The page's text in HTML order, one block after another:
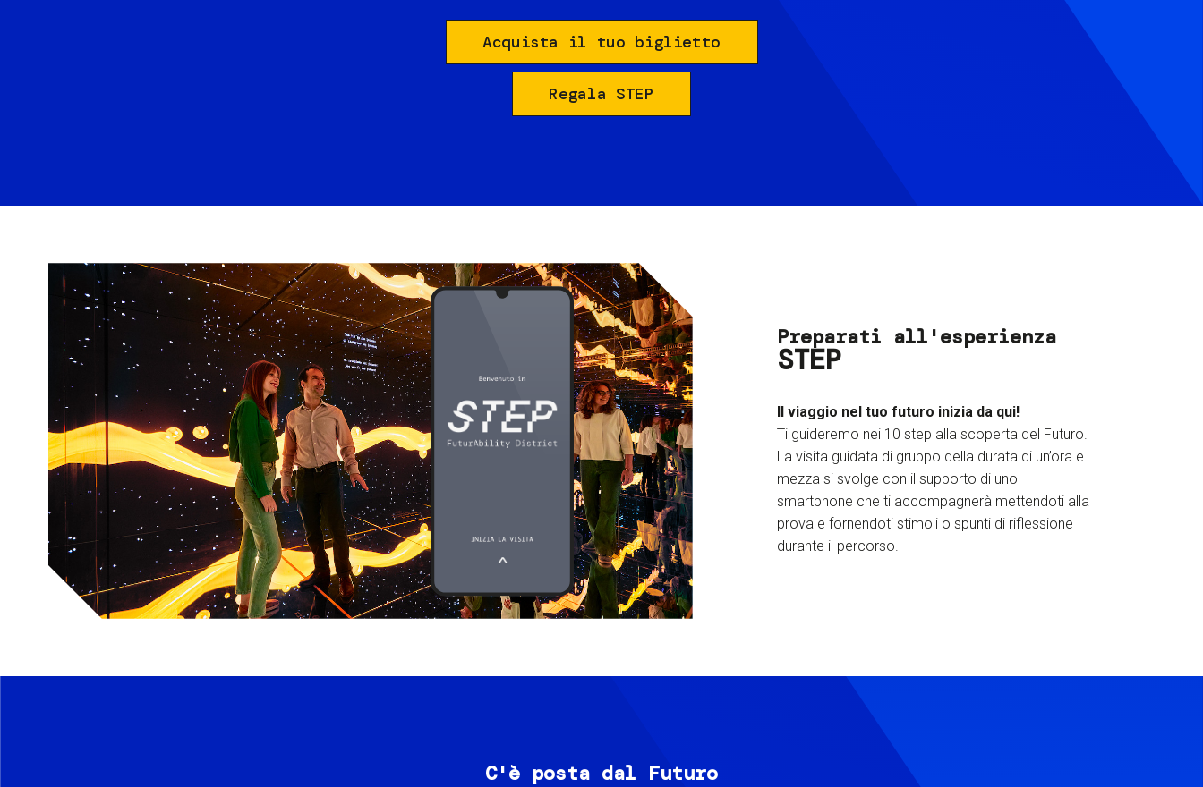
Acquista il tuo biglietto
Regala STEP
Preparati all'esperienza
STEP
Il viaggio nel tuo futuro inizia da qui!
Ti guideremo nei 10 step alla scoperta del Futuro.
La visita guidata di gruppo della durata di un’ora e
mezza si svolge con il supporto di uno
smartphone che ti accompagnerà mettendoti alla
prova e fornendoti stimoli o spunti di riflessione
durante il percorso.
C'è posta dal Futuro